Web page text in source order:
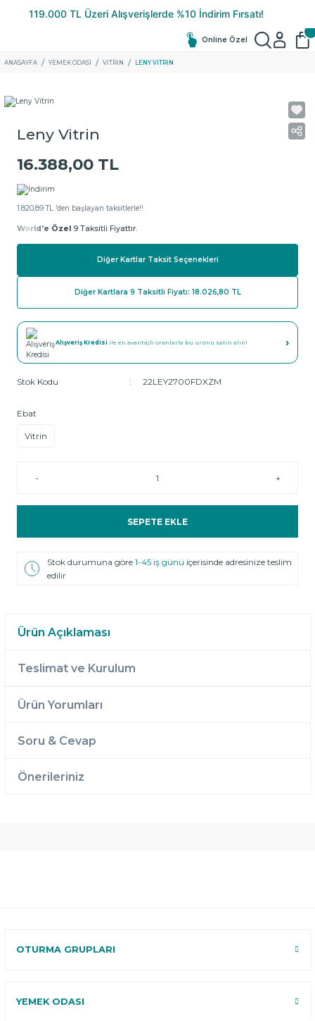
Online Özel
ANASAYFA YEMEK ODASI VITRIN LENY VITRIN
Leny Vitrin
16.388,00 TL
1.820,89 TL ‘den başlayan taksitlerle!!
World'e Özel 9 Taksitli Fiyattır.
Diğer Kartlar Taksit Seçenekleri
Diğer Kartlara 9 Taksitli Fiyatı: 18.026,80 TL
Alışveriş Kredisi ile en avantajlı oranlarla bu ürünü satın alın! ›
Stok Kodu 22LEY2700FDXZM
Ebat
Vitrin
- +
SEPETE EKLE
Stok durumuna göre1-45 iş günü içerisinde adresinize teslim
edilir
Ürün Açıklaması
Teslimat ve Kurulum
Ürün Yorumları
Soru & Cevap
Önerileriniz
OTURMA GRUPLARI
YEMEK ODASI